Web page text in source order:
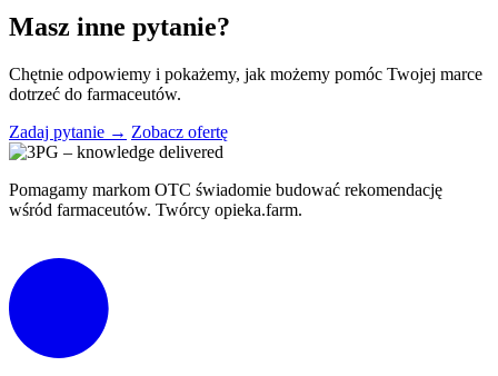
Masz inne pytanie?
Chętnie odpowiemy i pokażemy, jak możemy pomóc Twojej marce
dotrzeć do farmaceutów.
Zadaj pytanie → Zobacz ofertę
Pomagamy markom OTC świadomie budować rekomendację
wśród farmaceutów. Twórcy opieka.farm.